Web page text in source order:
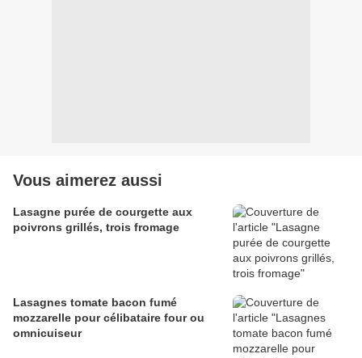
Vous aimerez aussi
Lasagne purée de courgette aux
poivrons grillés, trois fromage
Lasagnes tomate bacon fumé
mozzarelle pour célibataire four ou
omnicuiseur